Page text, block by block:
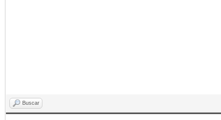
Buscar